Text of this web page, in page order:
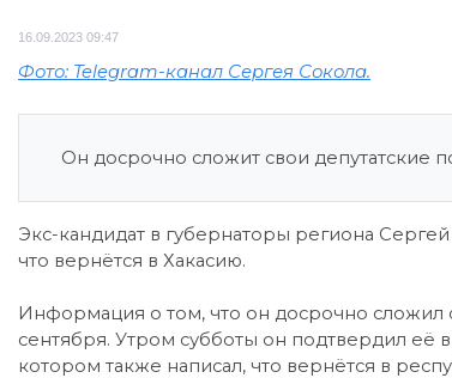
16.09.2023 09:47
Фото: Telegram-канал Сергея Сокола.
Он досрочно сложит свои депутатские
Экс-кандидат в губернаторы региона
что вернётся в Хакасию.
Информация о том, что он досрочно сложил
сентября. Утром субботы он подтвердил её
котором также написал, что вернётся в